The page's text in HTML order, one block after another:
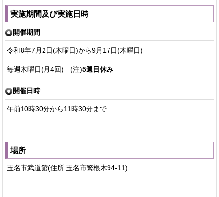
実施期間及び実施日時
開催期間
令和8年7月2日(木曜日)から9月17日(木曜日)
毎週木曜日(月4回) (注)5週目休み
開催日時
午前10時30分から11時30分まで
場所
玉名市武道館(住所:玉名市繁根木94-11)